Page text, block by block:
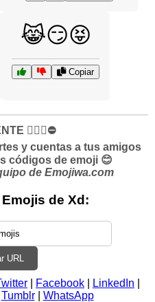
😹😏😝
Copiar
✋🏻🛑⛔️
y cuentas a tus amigos
códigos de emoji 😊
de Emojiwa.com
de Xd:
URL
Facebook LinkedIn
Tumblr| WhatsApp